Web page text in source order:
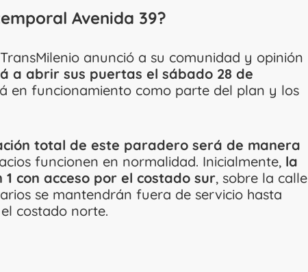
Avenida 39?
anunció a su comunidad y opinión
a abrir sus puertas el sábado 28 de
en funcionamiento como parte del plan y los
total de este paradero será de manera
funcionen en normalidad. Inicialmente, la
con acceso por el costado sur, sobre la calle
se mantendrán fuera de servicio hasta
costado norte.